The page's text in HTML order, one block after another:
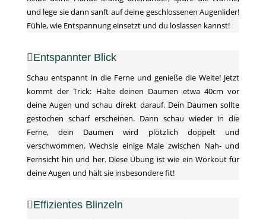
und lege sie dann sanft auf deine geschlossenen Augenlider!
Fühle, wie Entspannung einsetzt und du loslassen kannst!
Entspannter Blick
Schau entspannt in die Ferne und genieße die Weite! Jetzt
kommt der Trick: Halte deinen Daumen etwa 40cm vor
deine Augen und schau direkt darauf. Dein Daumen sollte
gestochen scharf erscheinen. Dann schau wieder in die
Ferne, dein Daumen wird plötzlich doppelt und
verschwommen. Wechsle einige Male zwischen Nah- und
Fernsicht hin und her. Diese Übung ist wie ein Workout für
deine Augen und hält sie insbesondere fit!
Effizientes Blinzeln